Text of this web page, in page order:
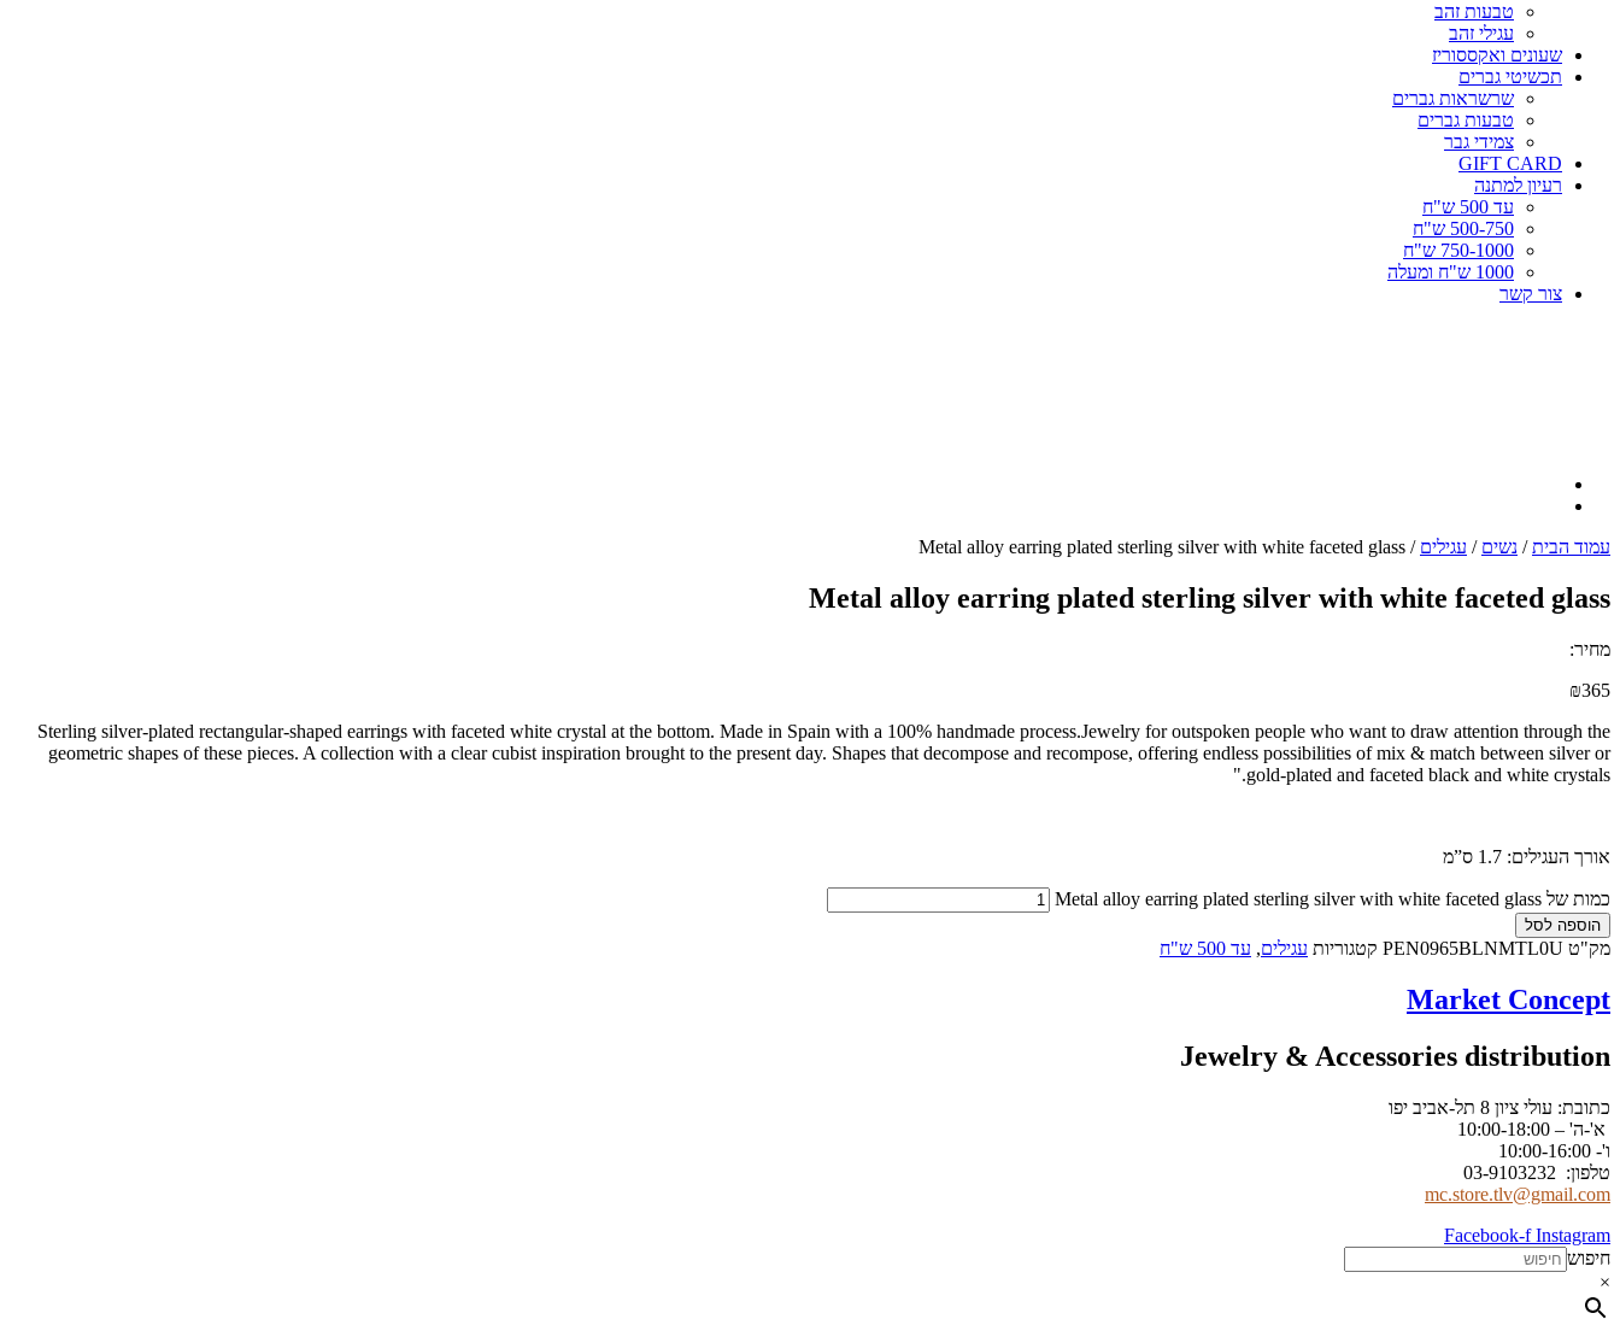
טבעות זהב
עגילי זהב
שעונים ואקססוריז
תכשיטי גברים
שרשראות גברים
טבעות גברים
צמידי גבר
GIFT CARD
רעיון למתנה
עד 500 ש"ח
500-750 ש"ח
750-1000 ש"ח
1000 ש"ח ומעלה
צור קשר
עמוד הבית/ נשים / עגילים / Metal alloy earring plated sterling silver with white faceted glass
Metal alloy earring plated sterling silver with white faceted glass
מחיר:
₪365
Sterling silver-plated rectangular-shaped earrings with faceted white crystal at the bottom. Made in Spain with a 100% handmade process.Jewelry for outspoken people who want to draw attention through the
geometric shapes of these pieces. A collection with a clear cubist inspiration brought to the present day. Shapes that decompose and recompose, offering endless possibilities of mix & match between silver or
gold-plated and faceted black and white crystals."
אורך העגילים: 1.7 ס”מ
כמות של Metal alloy earring plated sterling silver with white faceted glass
הוספה לסל
מק"ט PEN0965BLNMTL0U קטגוריות עגילים, עד 500 ש"ח
Market Concept
Jewelry & Accessories distribution
כתובת: עולי ציון 8 תל-אביב יפו
א'-ה' – 10:00-18:00
ו'- 10:00-16:00
טלפון: 03-9103232
mc.store.tlv@gmail.com
Facebook-f Instagram
חיפוש
×